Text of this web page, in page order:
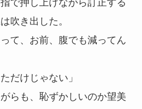
吹き出した。
って、お前、腹でも減ってん
だけじゃない」
らも、恥ずかしいのか望美